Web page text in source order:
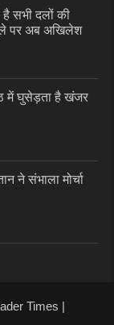
है सभी दलों की
पर अब अखिलेश
में घुसेड़ता है खंजर
ने संभाला मोर्चा
Times |